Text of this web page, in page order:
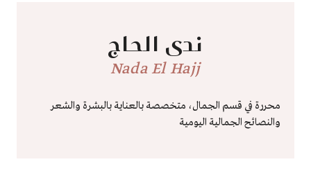
ندى الحاج
Nada El Hajj
محررة في قسم الجمال، متخصصة بالعناية بالبشرة والشعر
والنصائح الجمالية اليومية